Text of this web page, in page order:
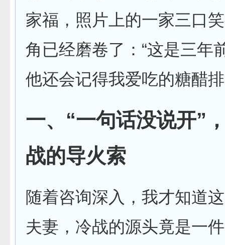
家福，照片上的一家三口
角已经磨卷了：“这是三年
他还会记得我爱吃的糖醋
一、“一句话没说开”
战的导火索
随着咨询深入，我才知道
夫妻，冷战的源头竟是一